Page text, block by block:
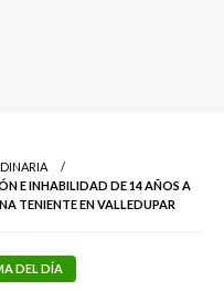
E INHABILIDAD DE 14 AÑOS A
TENIENTE EN VALLEDUPAR
DEL DÍA